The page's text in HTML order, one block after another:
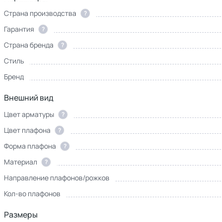
Страна производства ?
Гарантия
?
Страна бренда
?
Стиль
Бренд
Внешний вид
Цвет арматуры ?
Цвет плафона
?
Форма плафона
?
Материал
?
Направление плафонов/рожков
Кол-во плафонов
Размеры